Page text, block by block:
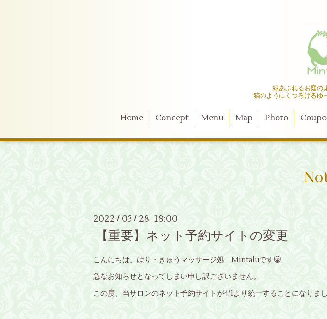
緑あふれるお庭の
猫のようにくつろげるゆ
Home Concept Menu Map Photo
2022 / 03 / 28 18:00
【重要】ネット予約サイトの変更
こんにちは。はり・きゅうマッサージ処 Mintaluです😸
急なお知らせとなってしまい申し訳ございません。
この度、当サロンのネット予約サイトが4/1より統一することになりま